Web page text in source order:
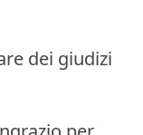
dei giudizi